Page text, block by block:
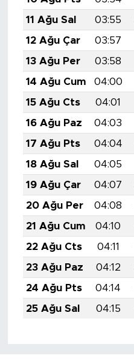
11 Ağu Sal
03:55
12 Ağu Çar
03:57
13 Ağu Per
03:58
14 Ağu Cum
04:00
15 Ağu Cts
04:01
16 Ağu Paz
04:03
17 Ağu Pts
04:04
18 Ağu Sal
04:05
19 Ağu Çar
04:07
20 Ağu Per
04:08
21 Ağu Cum
04:10
22 Ağu Cts
04:11
23 Ağu Paz
04:12
24 Ağu Pts
04:14
25 Ağu Sal
04:15